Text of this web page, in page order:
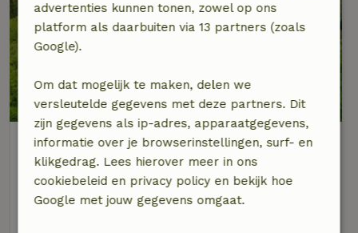
Natuurhuisje in Diepenveen
Op 3 km afstand van Terwolde
6 personen 3 slaapkamers
advertenties kunnen tonen, zowel op ons
platform als daarbuiten via 13 partners (zoals
Google).
Om dat mogelijk te maken, delen we
versleutelde gegevens met deze partners. Dit
zijn gegevens als ip-adres, apparaatgegevens,
informatie over je browserinstellingen, surf- en
klikgedrag. Lees hierover meer in ons
cookiebeleid en privacy policy en bekijk hoe
Google met jouw gegevens omgaat.